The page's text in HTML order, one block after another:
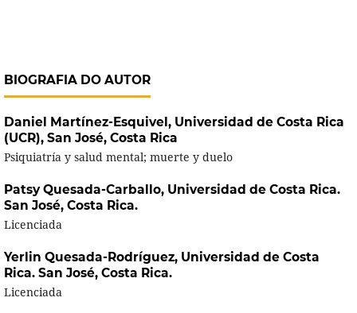
BIOGRAFIA DO AUTOR
Daniel Martínez-Esquivel, Universidad de Costa Rica
(UCR), San José, Costa Rica
Psiquiatría y salud mental; muerte y duelo
Patsy Quesada-Carballo, Universidad de Costa Rica.
San José, Costa Rica.
Licenciada
Yerlin Quesada-Rodríguez, Universidad de Costa
Rica. San José, Costa Rica.
Licenciada